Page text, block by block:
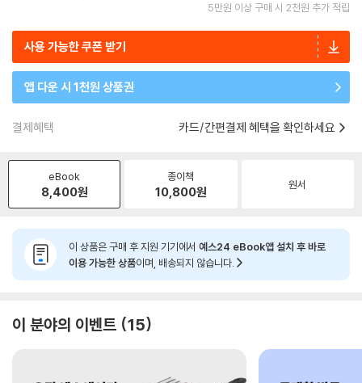
5만원 이상 구매 시 2천원 추가 적립
사용 가능한 쿠폰 받기
앱 다운 시 1천원 상품권
결제혜택 카드/간편결제 혜택을 확인하세요
eBook
8,400원
종이책
10,800원 원서
이 상품은 구매 후 지원 기기에서 예스24 eBook앱 설치 후 바로
이용 가능한 상품이며, 배송되지 않습니다.
이 분야의 이벤트 15